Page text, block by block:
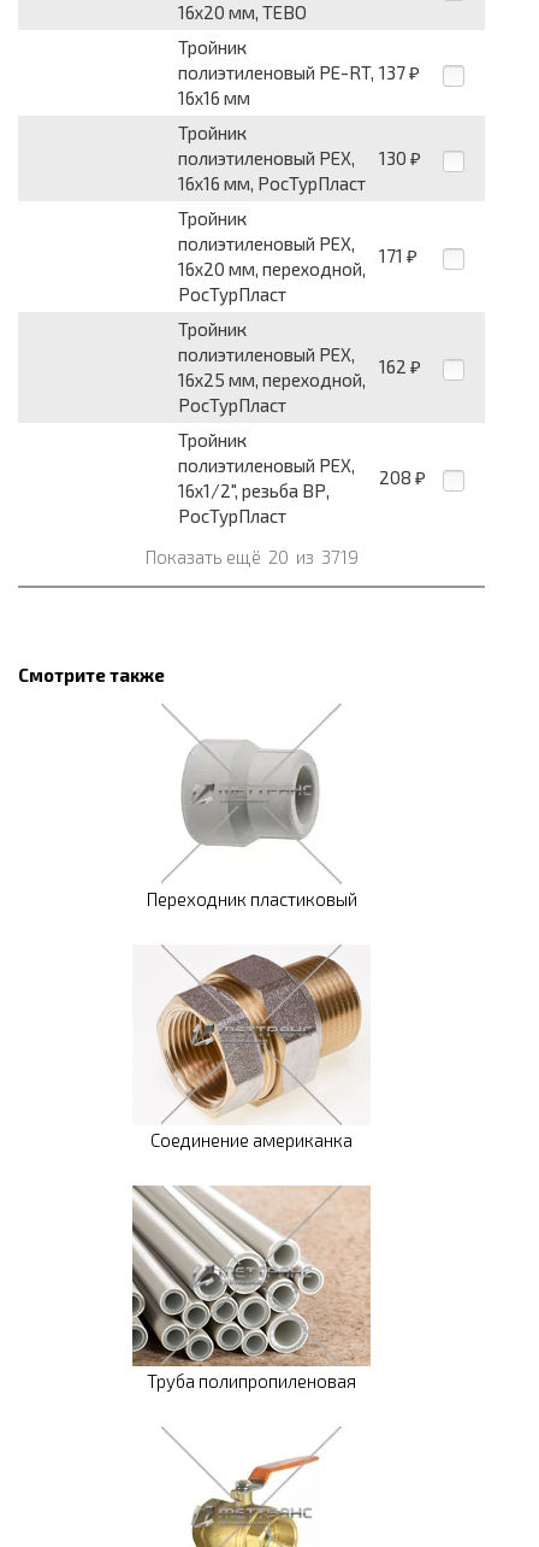
16x20 мм, TEBO
Тройник
полиэтиленовый PE-RT,
16x16 мм
137 ₽
Тройник
полиэтиленовый PEX,
16x16 мм, РосТурПласт
130 ₽
Тройник
полиэтиленовый PEX,
16x20 мм, переходной,
РосТурПласт
171 ₽
Тройник
полиэтиленовый PEX,
16x25 мм, переходной,
РосТурПласт
162 ₽
Тройник
полиэтиленовый PEX,
16x1/2", резьба ВР,
РосТурПласт
208 ₽
Показать ещё 20 из 3719
Смотрите также
Переходник пластиковый
Соединение американка
Труба полипропиленовая